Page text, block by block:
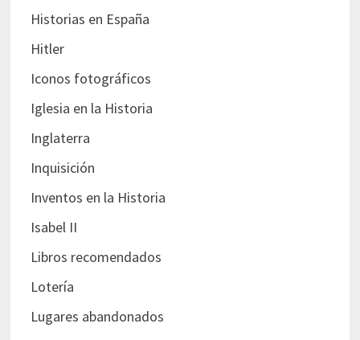
Historias en España
Hitler
Iconos fotográficos
Iglesia en la Historia
Inglaterra
Inquisición
Inventos en la Historia
Isabel II
Libros recomendados
Lotería
Lugares abandonados